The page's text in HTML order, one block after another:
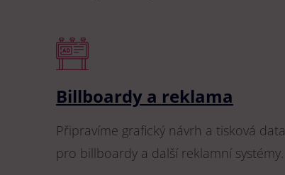
Billboardy a reklama
Připravíme grafický návrh a tisková data
pro billboardy a další reklamní systémy.